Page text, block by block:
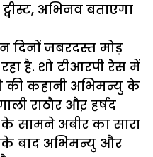
अभिनव बताएगा
दिनों जबरदस्त मोड़
है. शो टीआरपी रेस में
कहानी अभिमन्यु के
राठौर औऱ हर्षद
सामने अबीर का सारा
बाद अभिमन्यु और